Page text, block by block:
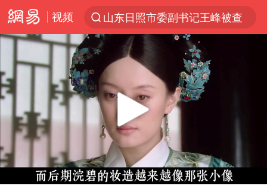
视频
山东日照市委副书记王峰被查
探寻“技能+”促就业创业新路
白海豚体型堪比东三省
美国退回1000亿美元关税
李亚鹏向地铁吐血女孩捐99999元
Play
00:00 01:20